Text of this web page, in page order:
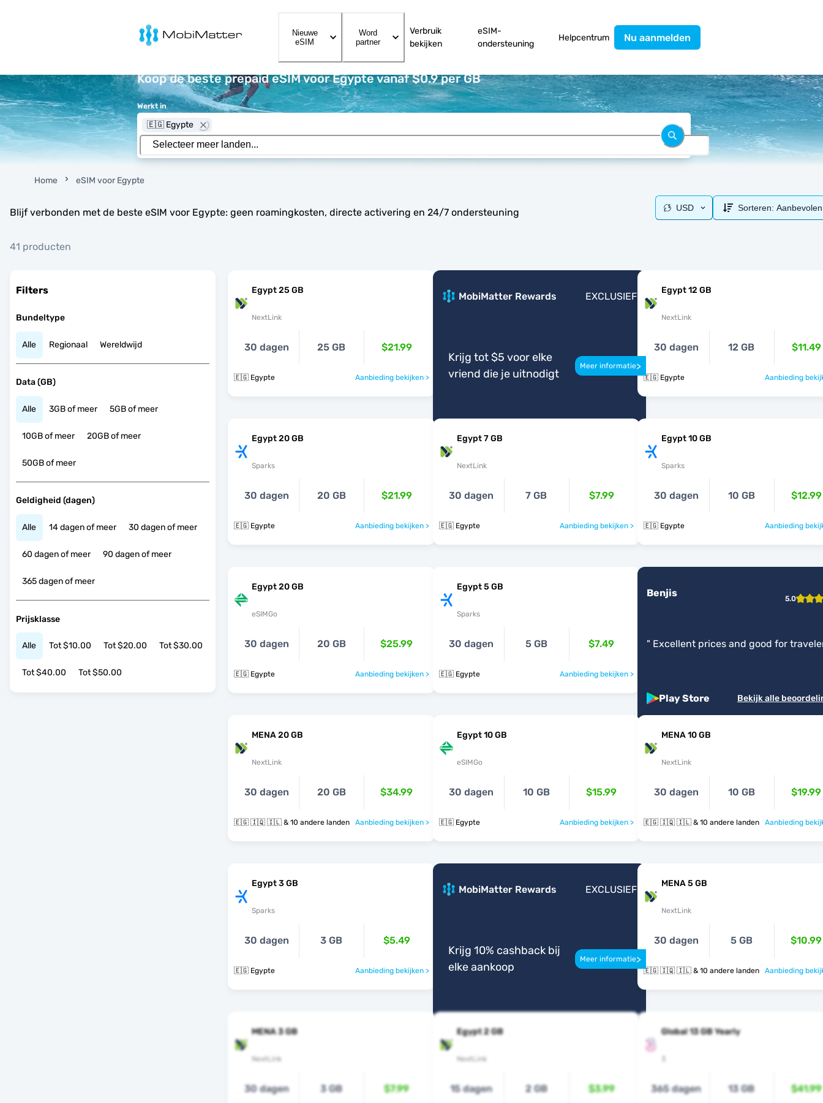
MobiMatter
Nieuwe
eSIM
Word
partner
Verbruik
bekijken
eSIM-
ondersteuning
Helpcentrum Nu aanmelden
Koop de beste prepaid eSIM voor Egypte vanaf $0.9 per GB
Werkt in
🇪🇬 Egypte
Home eSIM voor Egypte
Blijf verbonden met de beste eSIM voor Egypte: geen roamingkosten, directe activering en 24/7 ondersteuning
41 producten
USD Sorteren: Aanbevolen
Filters
Bundeltype
Alle Regionaal Wereldwijd
Data (GB)
Alle 3GB of meer 5GB of meer
10GB of meer 20GB of meer
50GB of meer
Geldigheid (dagen)
Alle 14 dagen of meer 30 dagen of meer
60 dagen of meer 90 dagen of meer
365 dagen of meer
Prijsklasse
Alle Tot $10.00 Tot $20.00 Tot $30.00
Tot $40.00 Tot $50.00
Egypt 25 GB
NextLink
30 dagen 25 GB $21.99
🇪🇬 Egypte Aanbieding bekijken >
MobiMatter Rewards EXCLUSIEF
Krijg tot $5 voor elke
vriend die je uitnodigt
Meer informatie>
Egypt 12 GB
NextLink
30 dagen 12 GB $11.49
🇪🇬 Egypte Aanbieding
Egypt 20 GB
Sparks
30 dagen 20 GB $21.99
🇪🇬 Egypte Aanbieding bekijken >
Egypt 7 GB
NextLink
30 dagen 7 GB $7.99
🇪🇬 Egypte Aanbieding bekijken >
Egypt 10 GB
Sparks
30 dagen 10 GB $12.99
🇪🇬 Egypte Aanbieding
Egypt 20 GB
eSIMGo
30 dagen 20 GB $25.99
🇪🇬 Egypte Aanbieding bekijken >
Egypt 5 GB
Sparks
30 dagen 5 GB $7.49
🇪🇬 Egypte Aanbieding bekijken >
Benjis 5.0
" Excellent prices and good for
Play Store Bekijk alle
MENA 20 GB
NextLink
30 dagen 20 GB $34.99
🇪🇬 🇮🇶 🇮🇱 & 10 andere landen Aanbieding bekijken >
Egypt 10 GB
eSIMGo
30 dagen 10 GB $15.99
🇪🇬 Egypte Aanbieding bekijken >
MENA 10 GB
NextLink
30 dagen 10 GB $19.99
🇪🇬 🇮🇶 🇮🇱 & 10 andere landen Aanbieding
Egypt 3 GB
Sparks
30 dagen 3 GB $5.49
🇪🇬 Egypte Aanbieding bekijken >
MobiMatter Rewards EXCLUSIEF
Krijg 10% cashback bij
elke aankoop
Meer informatie>
MENA 5 GB
NextLink
30 dagen 5 GB $10.99
🇪🇬 🇮🇶 🇮🇱 & 10 andere landen Aanbieding
MENA 3 GB
NextLink
30 dagen 3 GB $7.99
Egypt 2 GB
NextLink
15 dagen 2 GB $3.99
Global 13 GB Yearly
365 dagen 13 GB $41.99